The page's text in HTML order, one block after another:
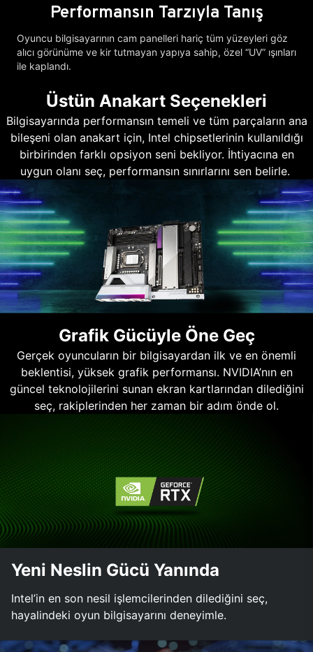
Performansın Tarzıyla Tanış
Oyuncu bilgisayarının cam panelleri hariç tüm yüzeyleri göz
alıcı görünüme ve kir tutmayan yapıya sahip, özel “UV” ışınları
ile kaplandı.
Üstün Anakart Seçenekleri
Bilgisayarında performansın temeli ve tüm parçaların ana
bileşeni olan anakart için, Intel chipsetlerinin kullanıldığı
birbirinden farklı opsiyon seni bekliyor. İhtiyacına en
uygun olanı seç, performansın sınırlarını sen belirle.
Grafik Gücüyle Öne Geç
Gerçek oyuncuların bir bilgisayardan ilk ve en önemli
beklentisi, yüksek grafik performansı. NVIDIA’nın en
güncel teknolojilerini sunan ekran kartlarından dilediğini
seç, rakiplerinden her zaman bir adım önde ol.
Yeni Neslin Gücü Yanında
Intel’in en son nesil işlemcilerinden dilediğini seç,
hayalindeki oyun bilgisayarını deneyimle.